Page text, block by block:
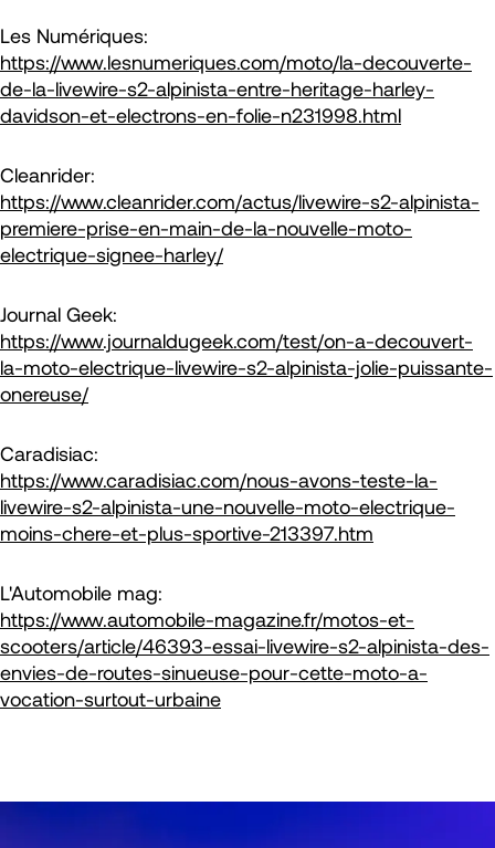
Les Numériques:
https://www.lesnumeriques.com/moto/la-decouverte-
de-la-livewire-s2-alpinista-entre-heritage-harley-
davidson-et-electrons-en-folie-n231998.html
Cleanrider:
https://www.cleanrider.com/actus/livewire-s2-alpinista-
premiere-prise-en-main-de-la-nouvelle-moto-
electrique-signee-harley/
Journal Geek:
https://www.journaldugeek.com/test/on-a-decouvert-
la-moto-electrique-livewire-s2-alpinista-jolie-puissante-
onereuse/
Caradisiac:
https://www.caradisiac.com/nous-avons-teste-la-
livewire-s2-alpinista-une-nouvelle-moto-electrique-
moins-chere-et-plus-sportive-213397.htm
L'Automobile mag:
https://www.automobile-magazine.fr/motos-et-
scooters/article/46393-essai-livewire-s2-alpinista-des-
envies-de-routes-sinueuse-pour-cette-moto-a-
vocation-surtout-urbaine